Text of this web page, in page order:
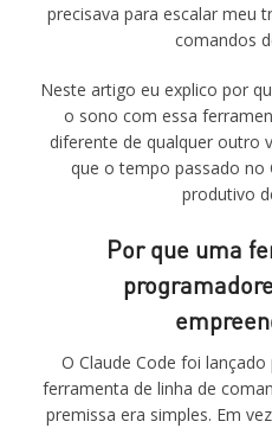
precisava para escalar meu
comandos
Neste artigo eu explico por
o sono com essa
diferente de qualquer outro
que o tempo passado no
produtivo
Por que uma
O Claude Code foi
ferramenta de linha de
premissa era simples. Em